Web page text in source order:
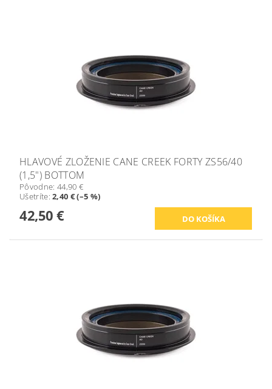
HLAVOVÉ ZLOŽENIE CANE CREEK FORTY ZS56/40
(1,5") BOTTOM
Pôvodne: 44,90 €
Ušetríte:2,40 € (–5 %)
42,50 €